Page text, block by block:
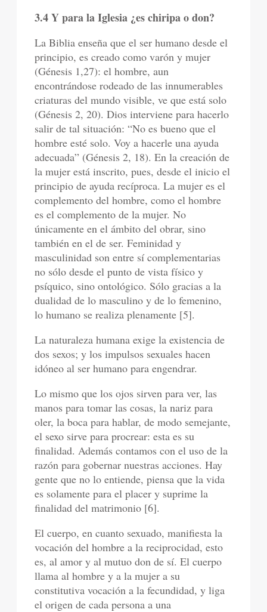
3.4 Y para la Iglesia ¿es chiripa o don?
La Biblia enseña que el ser humano desde el
principio, es creado como varón y mujer
(Génesis 1,27): el hombre, aun
encontrándose rodeado de las innumerables
criaturas del mundo visible, ve que está solo
(Génesis 2, 20). Dios interviene para hacerlo
salir de tal situación: “No es bueno que el
hombre esté solo. Voy a hacerle una ayuda
adecuada” (Génesis 2, 18). En la creación de
la mujer está inscrito, pues, desde el inicio el
principio de ayuda recíproca. La mujer es el
complemento del hombre, como el hombre
es el complemento de la mujer. No
únicamente en el ámbito del obrar, sino
también en el de ser. Feminidad y
masculinidad son entre sí complementarias
no sólo desde el punto de vista físico y
psíquico, sino ontológico. Sólo gracias a la
dualidad de lo masculino y de lo femenino,
lo humano se realiza plenamente [5].
La naturaleza humana exige la existencia de
dos sexos; y los impulsos sexuales hacen
idóneo al ser humano para engendrar.
Lo mismo que los ojos sirven para ver, las
manos para tomar las cosas, la nariz para
oler, la boca para hablar, de modo semejante,
el sexo sirve para procrear: esta es su
finalidad. Además contamos con el uso de la
razón para gobernar nuestras acciones. Hay
gente que no lo entiende, piensa que la vida
es solamente para el placer y suprime la
finalidad del matrimonio [6].
El cuerpo, en cuanto sexuado, manifiesta la
vocación del hombre a la reciprocidad, esto
es, al amor y al mutuo don de sí. El cuerpo
llama al hombre y a la mujer a su
constitutiva vocación a la fecundidad, y liga
el origen de cada persona a una